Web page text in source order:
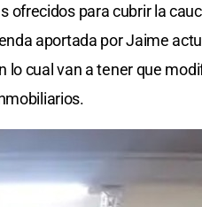
ofrecidos para cubrir la
aportada por Jaime
lo cual van a tener que